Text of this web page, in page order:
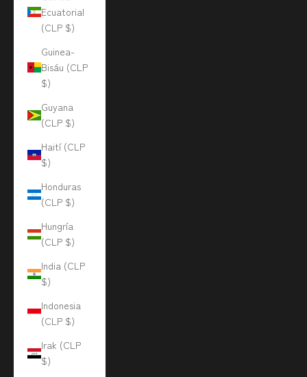
Ecuatorial
(CLP $)
Guinea-
Bisáu (CLP
$)
Guyana
(CLP $)
Haití (CLP
$)
Honduras
(CLP $)
Hungría
(CLP $)
India (CLP
$)
Indonesia
(CLP $)
Irak (CLP
$)